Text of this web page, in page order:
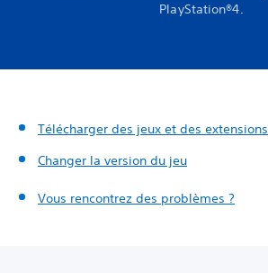
PlayStation®4.
Télécharger des jeux et des extensions
Changer la version du jeu
Vous rencontrez des problèmes ?